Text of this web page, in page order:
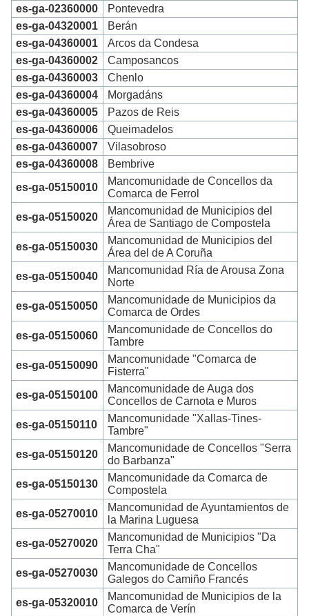
es-ga-02360000
Pontevedra
es-ga-04320001
Berán
es-ga-04360001
Arcos da Condesa
es-ga-04360002
Camposancos
es-ga-04360003
Chenlo
es-ga-04360004
Morgadáns
es-ga-04360005
Pazos de Reis
es-ga-04360006
Queimadelos
es-ga-04360007
Vilasobroso
es-ga-04360008
Bembrive
es-ga-05150010
Mancomunidade de Concellos da
Comarca de Ferrol
es-ga-05150020
Mancomunidad de Municipios del
Área de Santiago de Compostela
es-ga-05150030
Mancomunidad de Municipios del
Área del de A Coruña
es-ga-05150040
Mancomunidad Ría de Arousa Zona
Norte
es-ga-05150050
Mancomunidade de Municipios da
Comarca de Ordes
es-ga-05150060
Mancomunidade de Concellos do
Tambre
es-ga-05150090
Mancomunidade "Comarca de
Fisterra"
es-ga-05150100
Mancomunidade de Auga dos
Concellos de Carnota e Muros
es-ga-05150110
Mancomunidade "Xallas-Tines-
Tambre"
es-ga-05150120
Mancomunidade de Concellos "Serra
do Barbanza"
es-ga-05150130
Mancomunidade da Comarca de
Compostela
es-ga-05270010
Mancomunidad de Ayuntamientos de
la Marina Luguesa
es-ga-05270020
Mancomunidad de Municipios "Da
Terra Cha"
es-ga-05270030
Mancomunidade de Concellos
Galegos do Camiño Francés
es-ga-05320010
Mancomunidad de Municipios de la
Comarca de Verín